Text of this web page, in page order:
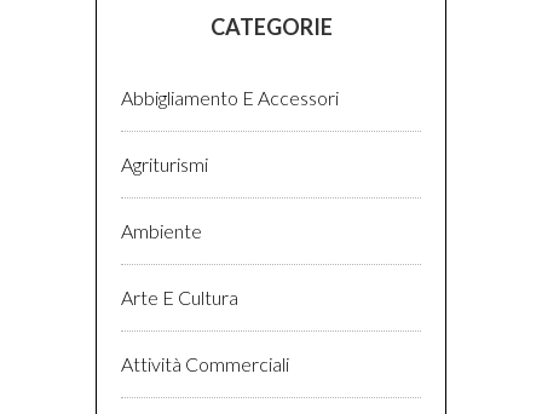
CATEGORIE
Abbigliamento E Accessori
Agriturismi
Ambiente
Arte E Cultura
Attività Commerciali